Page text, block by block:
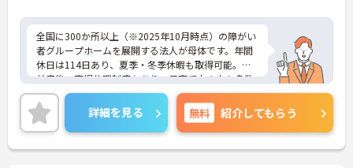
全国に300か所以上（※2025年10月時点）の障がい
者グループホームを展開する法人が母体です。年間
休日は114日あり、夏季・冬季休暇も取得可能。産
前産後・育児休暇制度もあり、子育て中の方も多数
活躍中で、ワークライフバランスを大切にしながら
働ける環境が整っています。研修制度や外部勉強会
の受講支援もあり、スキルアップもしっかりサポー
ト。将来的には管理者やエリアマネージャーへのキ
ャリアアップも目指せます。20代から60代まで幅広
詳細を見る 無料 紹介してもらう